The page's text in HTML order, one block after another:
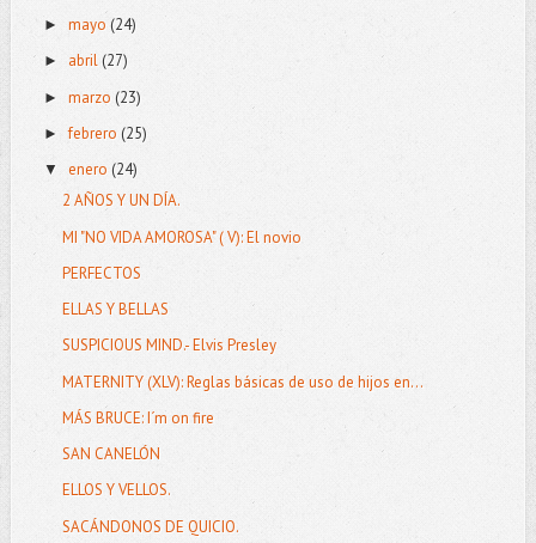
► mayo (24)
► abril(27)
► marzo (23)
►febrero (25)
▼ enero (24)
2 AÑOS Y UN DÍA.
MI "NO VIDA AMOROSA" ( V): El novio
PERFECTOS
ELLAS Y BELLAS
SUSPICIOUS MIND.- Elvis Presley
MATERNITY (XLV): Reglas básicas de uso de hijos en...
MÁS BRUCE: I´m on fire
SAN CANELÓN
ELLOS Y VELLOS.
SACÁNDONOS DE QUICIO.